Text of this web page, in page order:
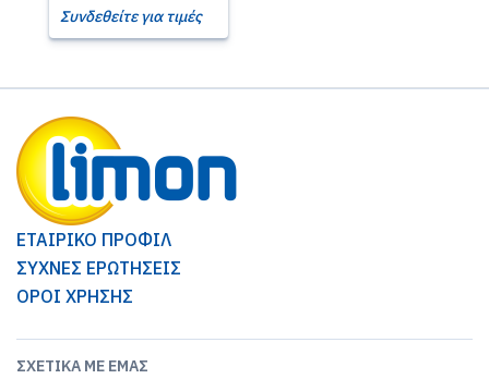
Συνδεθείτε για τιμές
ΕΤΑΙΡΙΚΟ ΠΡΟΦΙΛ
ΣΥΧΝΕΣ ΕΡΩΤΗΣΕΙΣ
ΟΡΟΙ ΧΡΗΣΗΣ
ΣΧΕΤΙΚΆ ΜΕ ΕΜΆΣ